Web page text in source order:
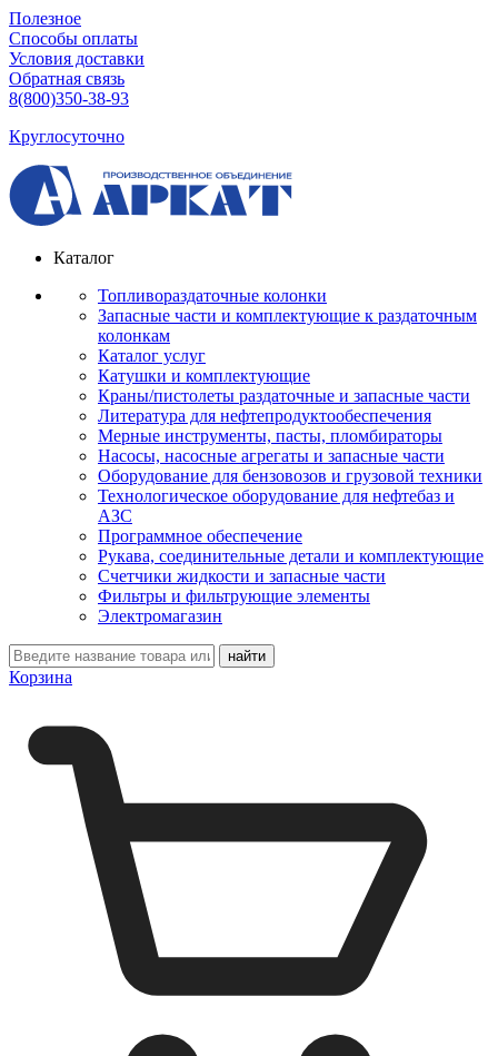
Полезное
Способы оплаты
Условия доставки
Обратная связь
8(800)350-38-93
Круглосуточно
Каталог
Топливораздаточные колонки
Запасные части и комплектующие к раздаточным
колонкам
Каталог услуг
Катушки и комплектующие
Краны/пистолеты раздаточные и запасные части
Литература для нефтепродуктообеспечения
Мерные инструменты, пасты, пломбираторы
Насосы, насосные агрегаты и запасные части
Оборудование для бензовозов и грузовой техники
Технологическое оборудование для нефтебаз и
АЗС
Программное обеспечение
Рукава, соединительные детали и комплектующие
Счетчики жидкости и запасные части
Фильтры и фильтрующие элементы
Электромагазин
Корзина